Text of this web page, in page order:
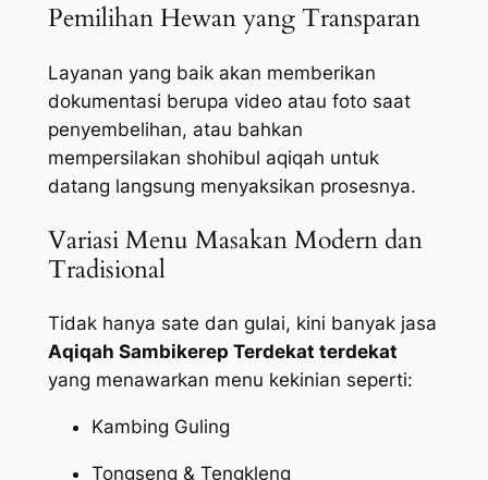
Pemilihan Hewan yang Transparan
Layanan yang baik akan memberikan
dokumentasi berupa video atau foto saat
penyembelihan, atau bahkan
mempersilakan shohibul aqiqah untuk
datang langsung menyaksikan prosesnya.
Variasi Menu Masakan Modern dan
Tradisional
Tidak hanya sate dan gulai, kini banyak jasa
Aqiqah Sambikerep Terdekat terdekat
yang menawarkan menu kekinian seperti:
Kambing Guling
Tongseng & Tengkleng